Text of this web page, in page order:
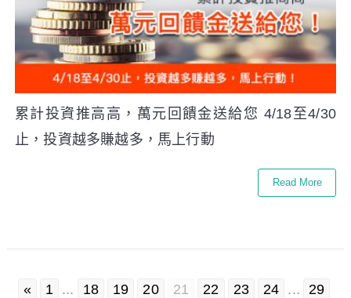
累計投資推高高，萬元回饋金送給您 4/18至4/30
止，投資越多賺越多，馬上行動
Read More
« 1 ... 18 19 20 21 22 23 24 ... 29